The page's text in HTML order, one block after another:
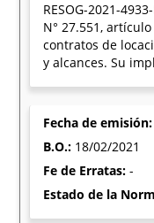
RESOG-2021-
N° 27.551,
contratos de
y alcances. Su
Fecha de emisión:
B.O.: 18/02/2021
Fe de Erratas:-
Estado de la